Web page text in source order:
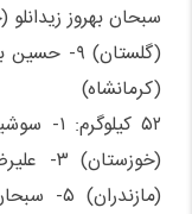
(کرمانشاه)